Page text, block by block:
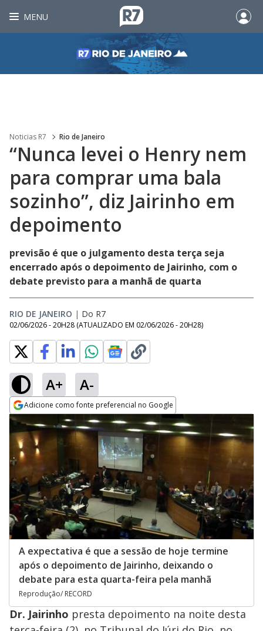
MENU
Noticias R7 Rio de Janeiro
“Nunca levei o Henry nem
para comprar uma bala
sozinho”, diz Jairinho em
depoimento
previsão é que o julgamento desta terça seja
encerrado após o depoimento de Jairinho, com o
debate previsto para a manhã de quarta
RIO DE JANEIRO | Do R7
02/06/2026 - 20H28 (ATUALIZADO EM 02/06/2026 - 20H28)
A+ A-
Adicione como fonte preferencial no Google
Opens in new window
A expectativa é que a sessão de hoje termine
após o depoimento de Jairinho, deixando o
debate para esta quarta-feira pela manhã
Reprodução/ RECORD
Dr. Jairinho presta depoimento na noite desta